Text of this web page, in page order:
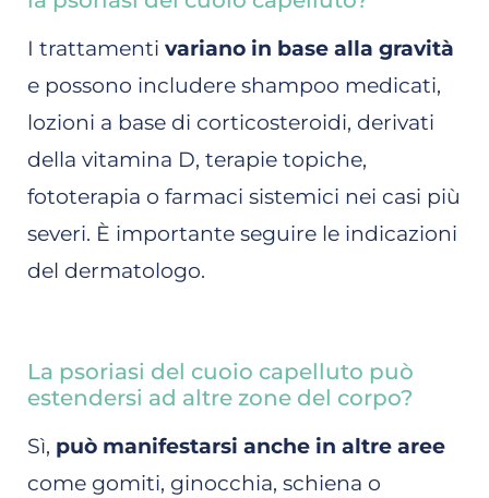
I trattamenti variano in base alla gravità
e possono includere shampoo medicati,
lozioni a base di corticosteroidi, derivati
della vitamina D, terapie topiche,
fototerapia o farmaci sistemici nei casi più
severi. È importante seguire le indicazioni
del dermatologo.
La psoriasi del cuoio capelluto può
estendersi ad altre zone del corpo?
Sì, può manifestarsi anche in altre aree
come gomiti, ginocchia, schiena o